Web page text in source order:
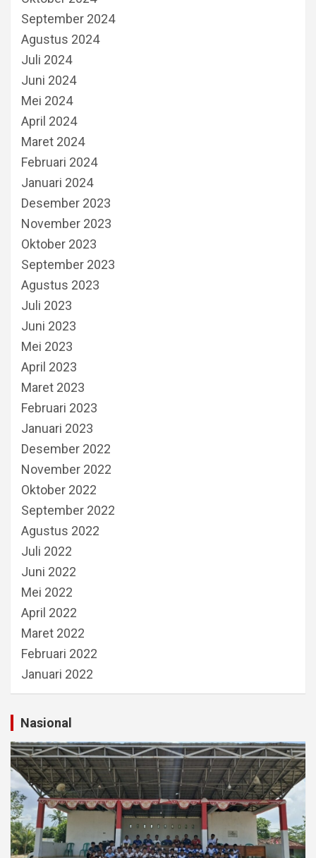
September 2024
Agustus 2024
Juli 2024
Juni 2024
Mei 2024
April 2024
Maret 2024
Februari 2024
Januari 2024
Desember 2023
November 2023
Oktober 2023
September 2023
Agustus 2023
Juli 2023
Juni 2023
Mei 2023
April 2023
Maret 2023
Februari 2023
Januari 2023
Desember 2022
November 2022
Oktober 2022
September 2022
Agustus 2022
Juli 2022
Juni 2022
Mei 2022
April 2022
Maret 2022
Februari 2022
Januari 2022
Nasional